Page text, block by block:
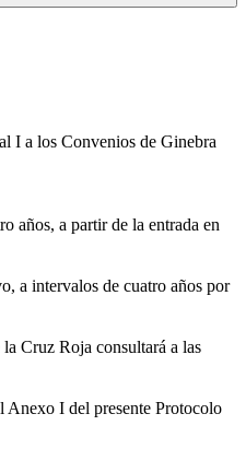
I a los Convenios de Ginebra
años, a partir de la entrada en
a intervalos de cuatro años por
Cruz Roja consultará a las
Anexo I del presente Protocolo